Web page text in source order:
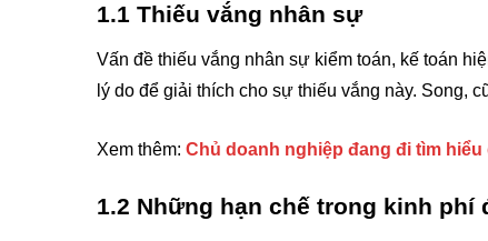
1.1 Thiếu vắng nhân sự
Vấn đề thiếu vắng nhân sự kiểm toán, kế toán
lý do để giải thích cho sự thiếu vắng này. Song,
Xem thêm: Chủ doanh nghiệp đang đi tìm
1.2 Những hạn chế trong kinh phí